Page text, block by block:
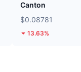
Canton
$0.08781
13.63%